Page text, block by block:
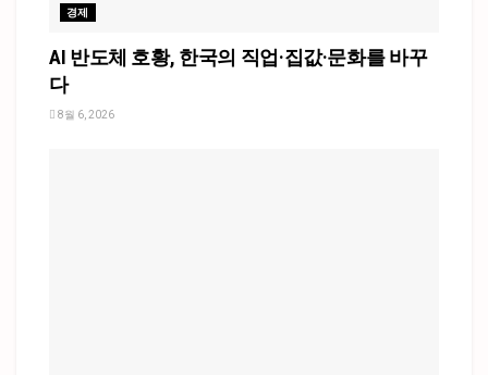
경제
AI 반도체 호황, 한국의 직업·집값·문화를 바꾸
다
8월 6, 2026